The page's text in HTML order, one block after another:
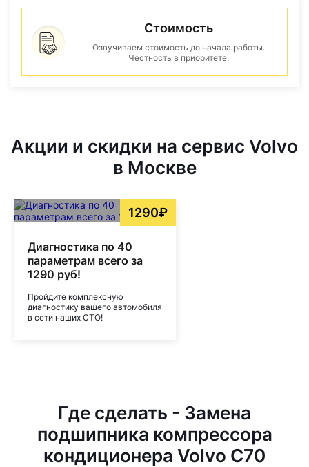
Стоимость
Озвучиваем стоимость до начала работы.
Честность в приоритете.
Акции и скидки на сервис Volvo
в Москве
1290₽
Диагностика по 40
параметрам всего за
1290 руб!
Пройдите комплексную
диагностику вашего автомобиля
в сети наших СТО!
Где сделать - Замена
подшипника компрессора
кондиционера Volvo C70